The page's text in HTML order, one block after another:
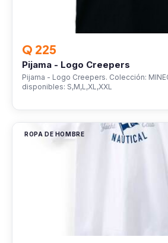
Q 225
Pijama - Logo Creepers
Pijama - Logo Creepers. Colección:
disponibles: S,M,L,XL,XXL
ROPA DE HOMBRE